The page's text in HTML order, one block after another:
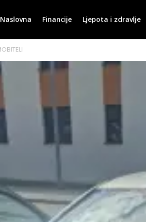
Naslovna Financije Ljepota i zdravlje